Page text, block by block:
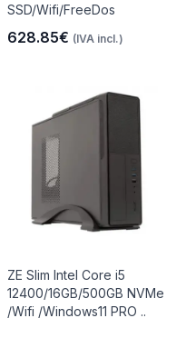
SSD/Wifi/FreeDos
628.85€ (IVA incl.)
ZE Slim Intel Core i5
12400/16GB/500GB NVMe
/Wifi /Windows11 PRO ..